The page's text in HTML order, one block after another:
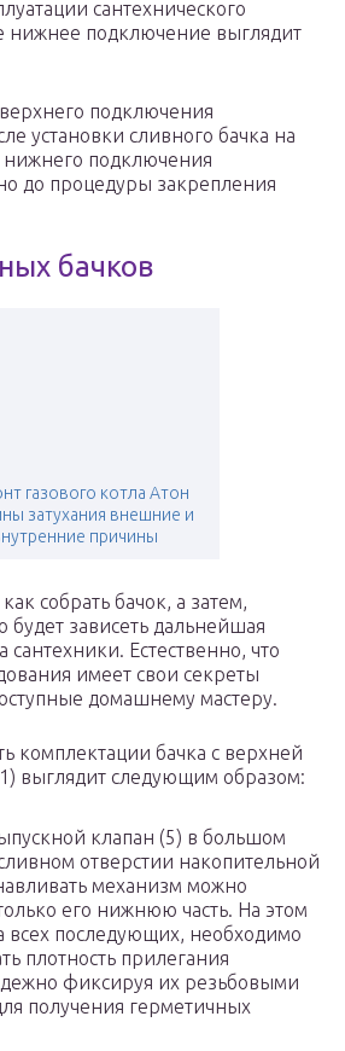
сантехнического
нижнее подключение выглядит
подключения
установки сливного бачка на
нижнего подключения
до процедуры закрепления
бачков
газового котла Атон
затухания внешние и
причины
собрать бачок, а затем,
будет зависеть дальнейшая
Естественно, что
имеет свои секреты
домашнему мастеру.
комплектации бачка с верхней
выглядит следующим образом:
клапан (5) в большом
отверстии накопительной
механизм можно
его нижнюю часть. На этом
всех последующих, необходимо
плотность прилегания
фиксируя их резьбовыми
получения герметичных